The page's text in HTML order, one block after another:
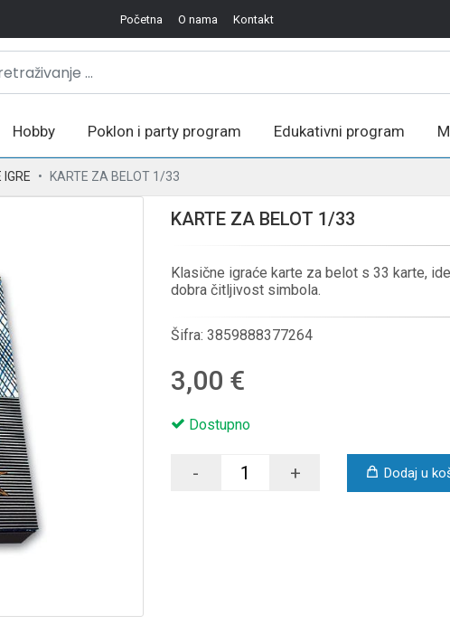
Početna O nama Kontakt
Hobby Poklon i party program Edukativni program
IGRE KARTE ZA BELOT 1/33
KARTE ZA BELOT 1/33
Klasične igraće karte za belot s 33 karte,
dobra čitljivost simbola.
Šifra: 3859888377264
3,00 €
Dostupno
- + Dodaj u